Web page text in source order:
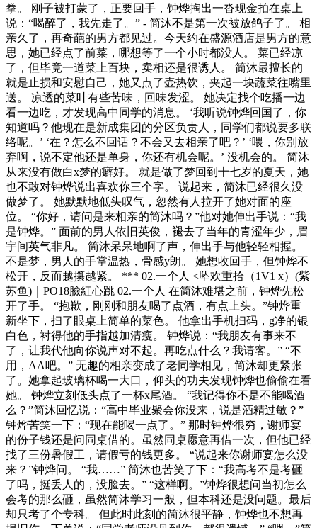
拳。 刚子被打蒙了，正要回手，钟烨掏出一沓现金拍在桌上
说：“喝醉了，我先走了。” - 简沐不是第一次被放鸽子了。 相
亲久了，再奇葩的男方都见过。今天约在盛源酒店是男方的意
思，她已经点了前菜，哪想等了一个小时都没人。 菜已经凉
了，但毕竟一道菜上百块，卖相还是很诱人。 简沐最擅长的
就是止损和安慰自己，她又点了壶热饮，夹起一块蔬菜往嘴里
送。 凉透的菜叶有些苦味，回味发涩。 她决定找个吃播一边
看一边吃，才发现高中同学的消息。 ‘我听说钟烨回国了，你
知道吗？他现在是新成集团的分区负责人，同学们都说要多联
络呢。’ ‘在？怎么不回话？不会又去相亲了吧？’ ‘喂，你别放
弃啊，说不定他还是单身，你还有机会呢。’ 没机会的。 简沐
从来没有做白x梦的癖好。 就是做了梦回到十七岁的夏天，她
也不敢对钟烨说出喜欢你三个字。 说起来，简沐已经很久没
做梦了。 她默默地低头叹气，忽然有人拉开了她对面的座
位。 “你好，请问是来相亲的简沐吗？”他对她伸出手说：“我
是钟烨。” 面前的男人依旧英俊，褪去了当年的青涩年少，眉
宇间英气非凡。 简沐呆呆地啊了声，伸出手与他轻轻相握。
不是梦，男人的手掌温热，骨感y朗。 她想收回手，但钟烨不
松开，反而越攥越紧。 *** 02.一个人 <坠欢重拾（1V1 x）(紫
苏鱼)｜PO18臉紅心跳 02.一个人 在简沐难堪之前，钟烨先松
开了手。 “抱歉，刚刚和朋友喝了点酒，有点上头。”钟烨重
新坐下，扫了眼桌上简单的菜色。 他拿出手机扫码，g净的银
白色，衬得他的手指越加清瘦。 钟烨说：“我朋友有事来不
了，让我代他向你说声对不起。再吃点什么？我请客。” “不
用，AA吧。” 无趣的相亲变成了老同学相见，简沐却更紧张
了。她拿起玻璃杯喝一大口，仰头的功夫发现钟烨也偷偷在看
她。 钟烨立刻低头点了一杯x尾酒。 “我记得你不是不能喝酒
么？”简沐回忆说：“高中毕业聚会你没来，说是酒精过敏？”
钟烨苦笑一下：“现在能喝一点了。” 那时钟烨很穷，谢师宴
的份子钱还是问同桌借的。虽然同桌愿意再借一次，但他已经
找了三份暑假工，请假亏的钱更多。 “说起来你谢师宴怎么没
来？”钟烨问。 “我……” 简沐也苦笑了下：“我高考不是考砸
了吗，挺丢人的，没脸去。” “这样啊。”钟烨很想问当初怎么
会考的那么砸，虽然简沐学习一般，但本科还是没问题。最后
却只考了个专科。 但此时此刻的简沐很平静，钟烨也不想再